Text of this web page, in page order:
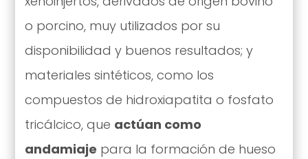
o porcino, muy utilizados por su
disponibilidad y buenos resultados; y
materiales sintéticos, como los
compuestos de hidroxiapatita o fosfato
tricálcico, que actúan como
andamiaje para la formación de hueso